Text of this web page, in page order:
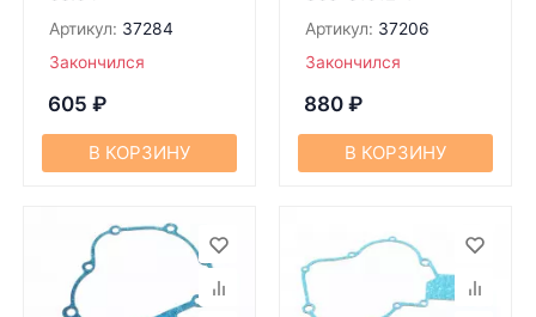
Артикул: 37284
Закончился
605 ₽
В КОРЗИНУ
Артикул: 37206
Закончился
880 ₽
В КОРЗИНУ